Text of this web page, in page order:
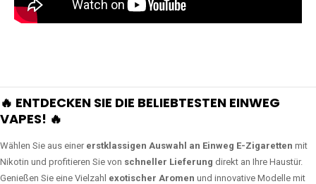
🔥 ENTDECKEN SIE DIE BELIEBTESTEN EINWEG
VAPES! 🔥
Wählen Sie aus einer erstklassigen Auswahl an Einweg E-Zigaretten mit
Nikotin und profitieren Sie von schneller Lieferung direkt an Ihre Haustür.
Genießen Sie eine Vielzahl exotischer Aromen und innovative Modelle mit